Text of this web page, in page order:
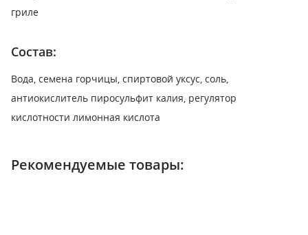
гриле
Состав:
Вода, семена горчицы, спиртовой уксус, соль,
антиокислитель пиросульфит калия, регулятор
кислотности лимонная кислота
Рекомендуемые товары: